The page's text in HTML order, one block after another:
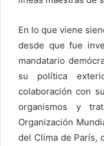
En lo que viene
desde que fue
mandatario
su política
colaboración con
organismos y
Organización
del Clima de París,